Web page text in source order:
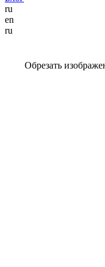
ru
en
ru
Обрезать